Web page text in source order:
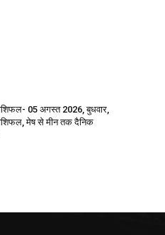
05 अगस्त 2026, बुधवार,
मेष से मीन तक दैनिक